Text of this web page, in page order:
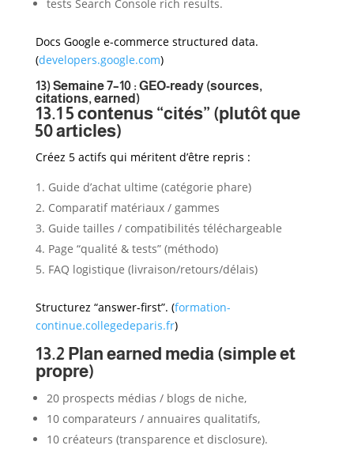
tests Search Console rich results.
Docs Google e-commerce structured data.
(developers.google.com)
13) Semaine 7–10 : GEO-ready (sources,
citations, earned)
13.1 5 contenus “cités” (plutôt que
50 articles)
Créez 5 actifs qui méritent d’être repris :
Guide d’achat ultime (catégorie phare)
Comparatif matériaux / gammes
Guide tailles / compatibilités téléchargeable
Page “qualité & tests” (méthodo)
FAQ logistique (livraison/retours/délais)
Structurez “answer-first”. (formation-
continue.collegedeparis.fr)
13.2 Plan earned media (simple et
propre)
20 prospects médias / blogs de niche,
10 comparateurs / annuaires qualitatifs,
10 créateurs (transparence et disclosure).